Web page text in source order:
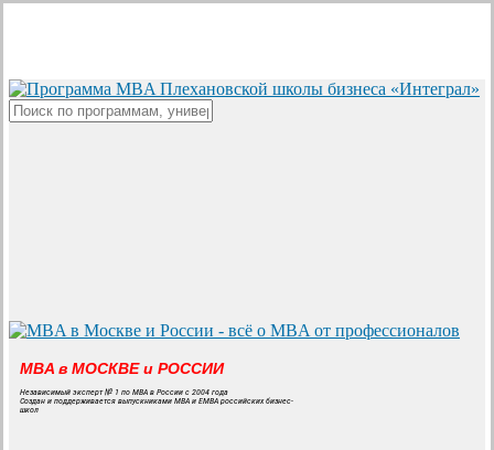
content
MBA в МОСКВЕ и РОССИИ
Независимый эксперт № 1 по MBA в России с 2004 года
Создан и поддерживается выпускниками MBA и EMBA российских бизнес-
школ